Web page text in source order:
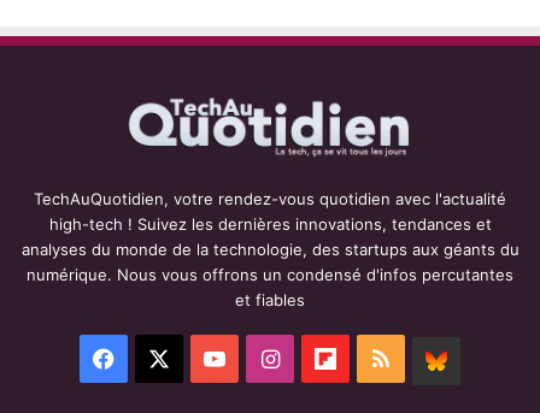
TechAuQuotidien, votre rendez-vous quotidien avec l'actualité
high-tech ! Suivez les dernières innovations, tendances et
analyses du monde de la technologie, des startups aux géants du
numérique. Nous vous offrons un condensé d'infos percutantes
et fiables
Facebook YouTubeInstagramFlipboard
RSS